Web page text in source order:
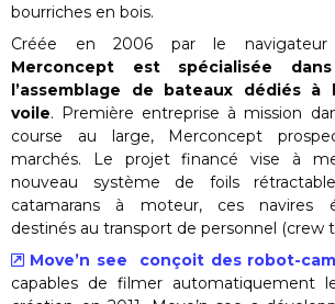
bourriches en bois.
Créée en 2006 par le navigateur
Merconcept est spécialisée
l’assemblage de bateaux dédiés
voile. Première entreprise à mission
course au large, Merconcept
marchés. Le projet financé vise à
nouveau système de foils
catamarans à moteur, ces navires
destinés au transport de personnel (crew
Move’n see conçoit des robot-
capables de filmer automatiquement